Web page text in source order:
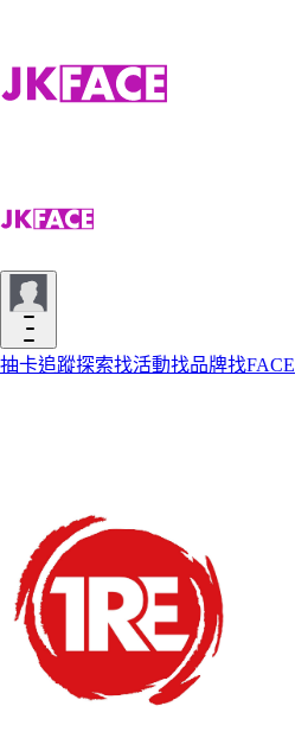
抽卡追蹤探索找活動找品牌找FACE